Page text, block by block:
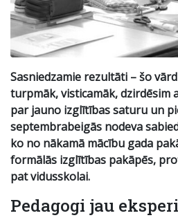
Sasniedzamie rezultāti – šo
turpmāk, visticamāk, dzirdēsim
par jauno izglītības saturu un
septembrabeigās nodeva
ko no nākamā mācību gada
formālās izglītības pakāpēs,
pat vidusskolai.
Pedagogi jau